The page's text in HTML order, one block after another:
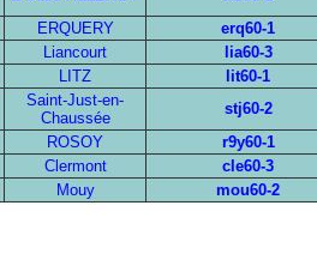
ERQUERY
erq60-1
Liancourt
lia60-3
LITZ
lit60-1
Saint-Just-en-
Chaussée
stj60-2
ROSOY
r9y60-1
Clermont
cle60-3
Mouy mou60-2